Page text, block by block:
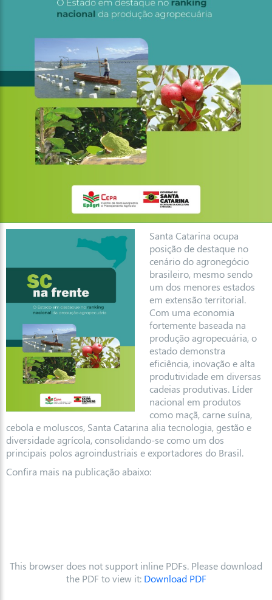
Santa Catarina ocupa
posição de destaque no
cenário do agronegócio
brasileiro, mesmo sendo
um dos menores estados
em extensão territorial.
Com uma economia
fortemente baseada na
produção agropecuária, o
estado demonstra
eficiência, inovação e alta
produtividade em diversas
cadeias produtivas. Líder
nacional em produtos
como maçã, carne suína,
cebola e moluscos, Santa Catarina alia tecnologia, gestão e
diversidade agrícola, consolidando-se como um dos
principais polos agroindustriais e exportadores do Brasil.
Confira mais na publicação abaixo:
This browser does not support inline PDFs. Please download
the PDF to view it: Download PDF